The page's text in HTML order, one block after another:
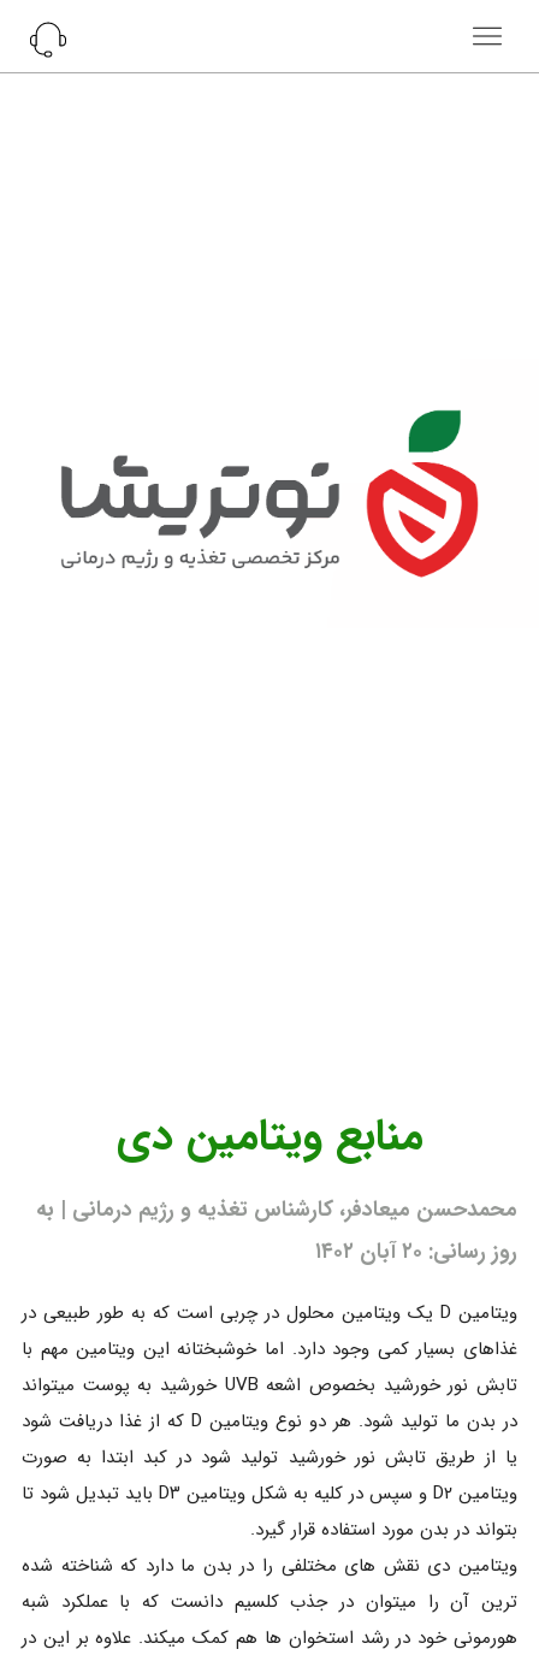
منابع ویتامین دی
محمدحسن میعادفر، کارشناس تغذیه و رژیم درمانی | به
روز رسانی: ۲۰ آبان ۱۴۰۲
ویتامین D یک ویتامین محلول در چربی است که به طور طبیعی در
غذاهای بسیار کمی وجود دارد. اما خوشبختانه این ویتامین مهم با
تابش نور خورشید بخصوص اشعه UVB خورشید به پوست میتواند
در بدن ما تولید شود. هر دو نوع ویتامین D که از غذا دریافت شود
یا از طریق تابش نور خورشید تولید شود در کبد ابتدا به صورت
ویتامین D۲ و سپس در کلیه به شکل ویتامین D۳ باید تبدیل شود تا
بتواند در بدن مورد استفاده قرار گیرد.
ویتامین دی نقش های مختلفی را در بدن ما دارد که شناخته شده
ترین آن را میتوان در جذب کلسیم دانست که با عملکرد شبه
هورمونی خود در رشد استخوان ها هم کمک میکند. علاوه بر این در